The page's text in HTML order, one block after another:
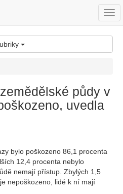
půdy v
uvedla
bylo poškozeno 86,1 procenta
12,4 procenta nebylo
nemají přístup. Zbylých 1,5
nepoškozeno, lidé k ní mají